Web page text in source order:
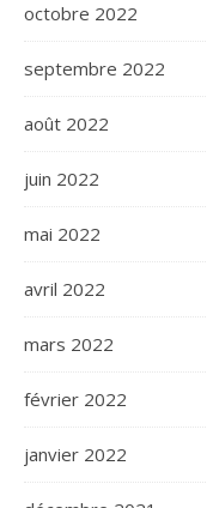
octobre 2022
septembre 2022
août 2022
juin 2022
mai 2022
avril 2022
mars 2022
février 2022
janvier 2022